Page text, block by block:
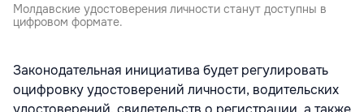
Молдавские удостоверения личности станут доступны в
цифровом формате.
Законодательная инициатива будет регулировать
оцифровку удостоверений личности, водительских